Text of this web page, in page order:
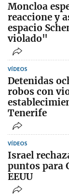
Moncloa
reaccione y
espacio
violado"
VÍDEOS
Detenidas
robos con
Tenerife
VÍDEOS
Israel
puntos para
EEUU